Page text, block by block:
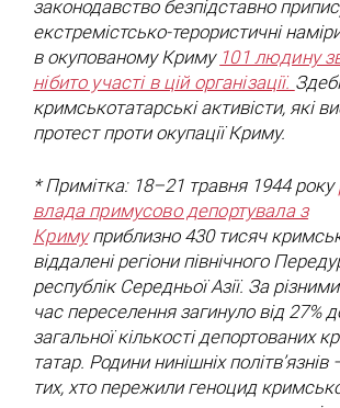
законодавство безпідставно
екстремістсько-терористичні
в окупованому Криму 101 людину
нібито участі в цій організації.
кримськотатарські активісти, які
протест проти окупації Криму.
* Примітка: 18–21 травня 1944 року
влада примусово депортувала з
Кримуприблизно 430 тисяч
віддалені регіони північного
республік Середньої Азії. За
час переселення загинуло від 27%
загальної кількості депортованих
татар. Родини нинішніх
тих, хто пережили геноцид